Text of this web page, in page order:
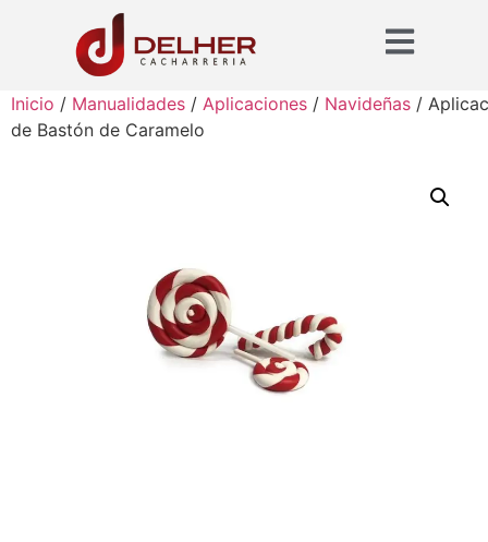
Inicio / Manualidades / Aplicaciones / Navideñas /
de Bastón de Caramelo